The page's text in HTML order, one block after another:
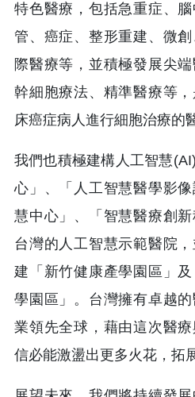
特色醫療，包括急重症、
管、癌症、整形重建、微
際醫療等，並積極發展尖
幹細胞療法、精準醫療等
床癌症病人進行細胞治療的
我們也積極建構人工智慧
心」、「人工智慧醫學影
慧中心」、「智慧醫療創
台灣的人工智慧示範醫院
建「新竹健康產學園區」
學園區」。台灣擁有卓越
業領先全球，藉由這次醫
信必能激盪出更多火花，拓